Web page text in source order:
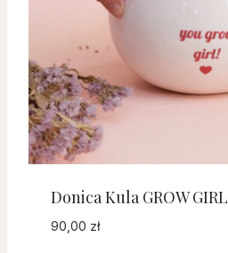
Donica Kula GROW GIRL
90,00 zł